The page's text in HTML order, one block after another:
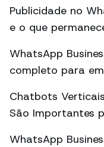
Publicidade no
e o que
WhatsApp
completo para
Chatbots
São Importantes
WhatsApp